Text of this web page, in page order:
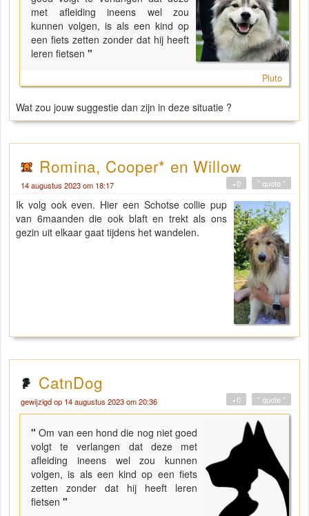
met afleiding ineens wel zou
kunnen volgen, is als een kind op
een fiets zetten zonder dat hij heeft
leren fietsen "
Pluto
Wat zou jouw suggestie dan zijn in deze situatie ?
Romina, Cooper* en Willow
14 augustus 2023 om 18:17 " quote "
+0
Ik volg ook even. Hier een Schotse collie pup
van 6maanden die ook blaft en trekt als ons
gezin uit elkaar gaat tijdens het wandelen.
CatnDog
gewijzigd op 14 augustus 2023 om 20:36 " quote "
+0
"Om van een hond die nog niet goed
volgt te verlangen dat deze met
afleiding ineens wel zou kunnen
volgen, is als een kind op een fiets
zetten zonder dat hij heeft leren
fietsen "